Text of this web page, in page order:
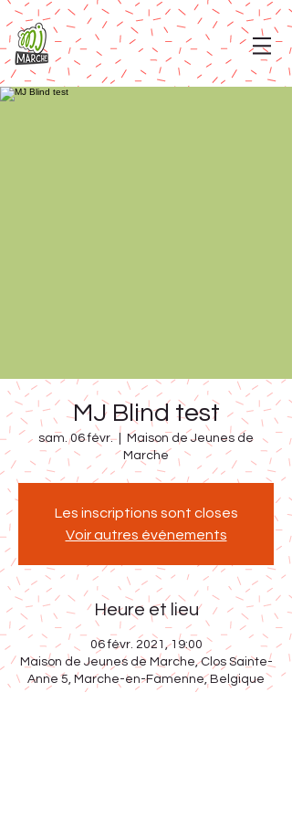
MJ Blind test
sam. 06 févr.
  |
Maison de Jeunes de
Marche
Les inscriptions sont closes
Voir autres événements
Heure et lieu
06 févr. 2021, 19:00
Maison de Jeunes de Marche, Clos Sainte-
Anne 5, Marche-en-Famenne, Belgique